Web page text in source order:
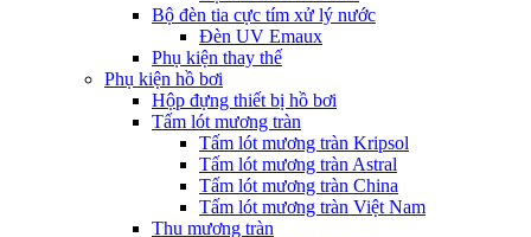
Bộ đèn tia cực tím xử lý nước
Đèn UV Emaux
Phụ kiện thay thế
Phụ kiện hồ bơi
Hộp đựng thiết bị hồ bơi
Tấm lót mương tràn
Tấm lót mương tràn Kripsol
Tấm lót mương tràn Astral
Tấm lót mương tràn China
Tấm lót mương tràn Việt Nam
Thu mương tràn